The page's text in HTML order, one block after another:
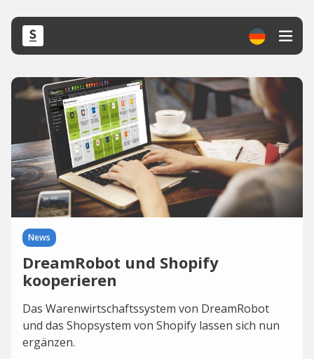
News
DreamRobot und Shopify
kooperieren
Das Warenwirtschaftssystem von DreamRobot
und das Shopsystem von Shopify lassen sich nun
ergänzen.